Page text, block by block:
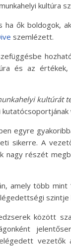
kultúra
ők boldogok,
szemlézett.
és az értékek,
kultúrát
egyre
sikerre. A
nagy részét
amely több mint
szintje
között
vezetők